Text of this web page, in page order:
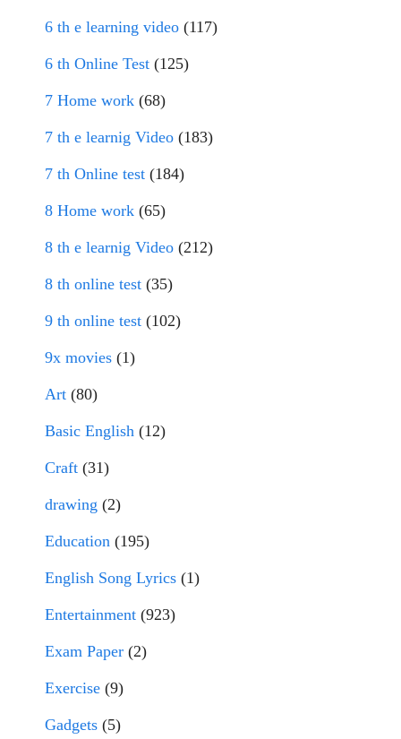
6 th e learning video (117)
6 th Online Test (125)
7 Home work (68)
7 th e learnig Video (183)
7 th Online test (184)
8 Home work (65)
8 th e learnig Video (212)
8 th online test (35)
9 th online test (102)
9x movies (1)
Art (80)
Basic English (12)
Craft (31)
drawing (2)
Education (195)
English Song Lyrics (1)
Entertainment (923)
Exam Paper (2)
Exercise (9)
Gadgets (5)